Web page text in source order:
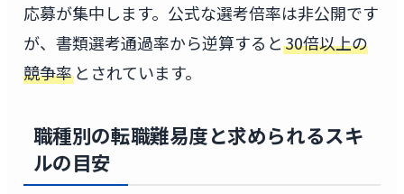
応募が集中します。公式な選考倍率は非公開です
が、書類選考通過率から逆算すると30倍以上の
競争率とされています。
職種別の転職難易度と求められるスキ
ルの目安